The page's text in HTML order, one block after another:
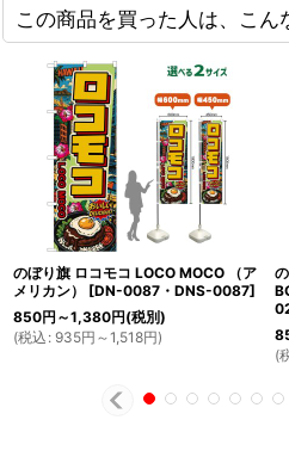
この商品を買った人は、こん
のぼり旗 ロコモコ LOCO MOCO （ア
メリカン）
[DN-0087・DNS-0087]
850円 ～1,380円(税別)
(税込 : 935円 ～1,518円)
(